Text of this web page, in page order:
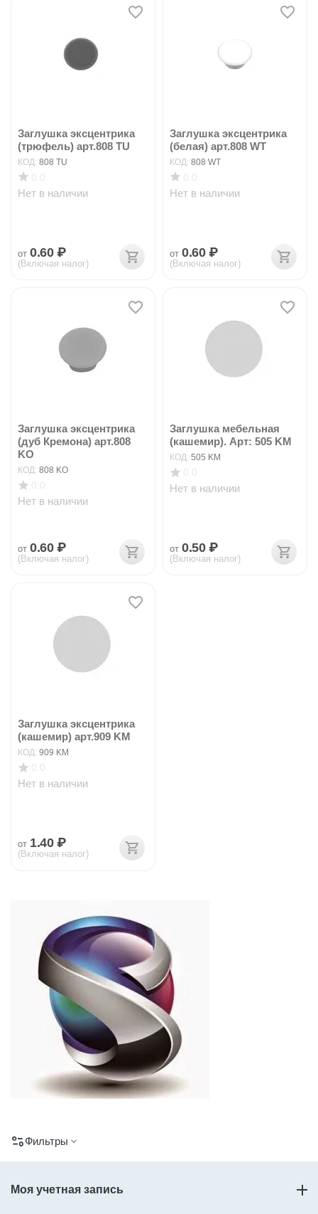
Заглушка эксцентрика
(трюфель) арт.808 TU
КОД: 808 TU
Нет в наличии
от 0.60 ₽
(Включая налог)
Заглушка эксцентрика
(белая) арт.808 WT
КОД: 808 WT
Нет в наличии
от 0.60 ₽
(Включая налог)
Заглушка эксцентрика
(дуб Кремона) арт.808
KO
КОД: 808 KO
Нет в наличии
от 0.60 ₽
(Включая налог)
Заглушка мебельная
(кашемир). Арт: 505 KM
КОД: 505 KM
Нет в наличии
от 0.50 ₽
(Включая налог)
Заглушка эксцентрика
(кашемир) арт.909 KM
КОД: 909 KM
Нет в наличии
от 1.40 ₽
(Включая налог)
Фильтры
Моя учетная запись